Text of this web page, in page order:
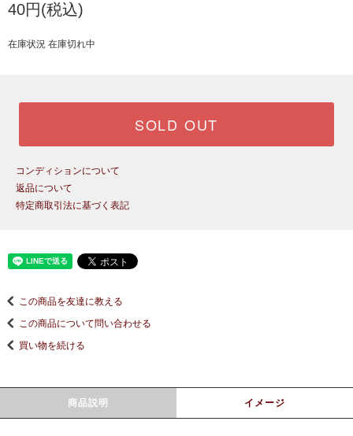
40円(税込)
在庫状況 在庫切れ中
SOLD OUT
コンディションについて
返品について
特定商取引法に基づく表記
この商品を友達に教える
この商品について問い合わせる
買い物を続ける
商品説明 イメージ